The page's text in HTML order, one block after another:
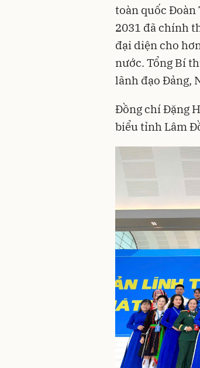
toàn quốc Đoàn
2031 đã chính
đại diện cho
nước. Tổng Bí
lãnh đạo Đảng,
Đồng chí Đặng
biểu tỉnh Lâm